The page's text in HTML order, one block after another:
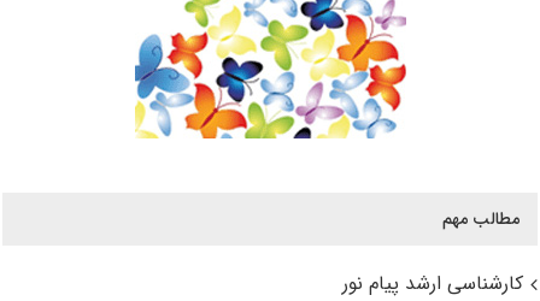
مطالب مهم
کارشناسی ارشد پیام نور